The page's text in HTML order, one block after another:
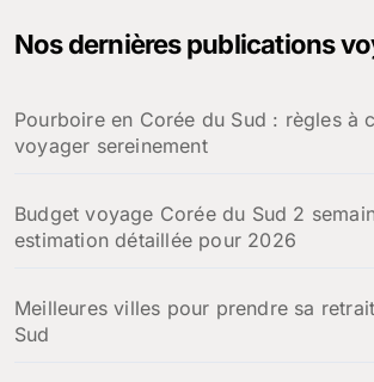
Nos dernières publications
Pourboire en Corée du Sud : règles à
voyager sereinement
Budget voyage Corée du Sud 2
estimation détaillée pour 2026
Meilleures villes pour prendre sa
Sud